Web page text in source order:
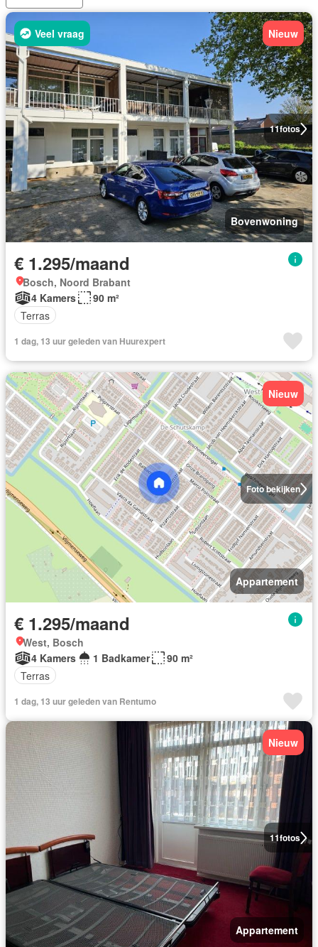
11fotos
Veel vraag Nieuw
Bovenwoning
€ 1.295/maand
Bosch, Noord Brabant
4 Kamers
90 m²
Terras
1 dag, 13 uur geleden van Huurexpert
Foto bekijken
Nieuw
Appartement
€ 1.295/maand
West, Bosch
4 Kamers
1 Badkamer
90 m²
Terras
1 dag, 13 uur geleden van Rentumo
11fotos
Nieuw
Appartement